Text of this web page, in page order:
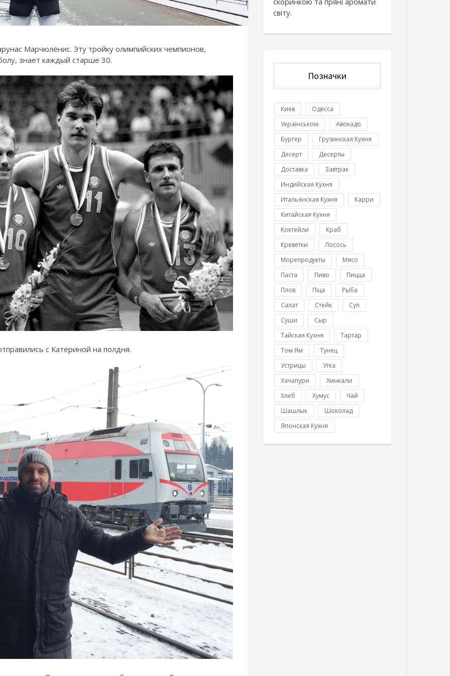
Марчюлёнис. Эту тройку олимпийских чемпионов,
знает каждый старше 30.
с Катериной на полдня.
світу.
Позначки
Киев
Одесса
Українською
Авокадо
Бургер
Грузинская Кухня
Десерт
Десерты
Доставка
Завтрак
Индийская Кухня
Итальянская Кухня
Карри
Китайская Кухня
Коктейли
Краб
Креветки
Лосось
Морепродукты
Мясо
Паста
Пиво
Пицца
Плов
Піца
Рыба
Салат
Стейк
Суп
Суши
Сыр
Тайская Кухня
Тартар
Том Ям
Тунец
Устрицы
Утка
Хачапури
Хинкали
Хлеб
Хумус
Чай
Шашлык
Шоколад
Японская Кухня